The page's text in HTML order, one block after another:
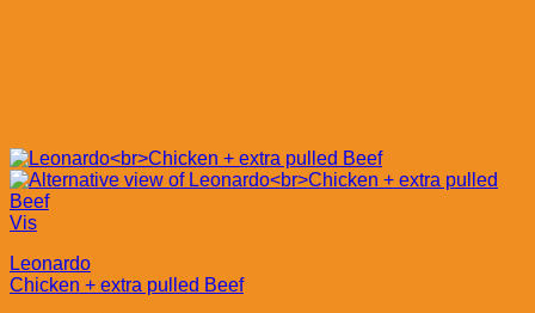
Vis
Leonardo
Chicken + extra pulled Beef